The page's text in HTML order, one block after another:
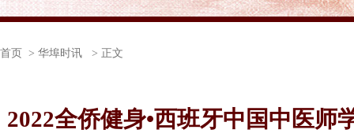
首页 > 华埠时讯 > 正文
2022全侨健身•西班牙中国中医师